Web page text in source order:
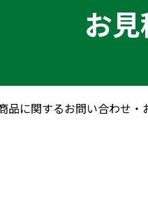
お
品に関するお問い合わせ